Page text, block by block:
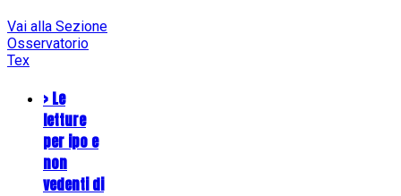
Vai alla Sezione
Osservatorio
Tex
> Le
letture
per ipo e
non
vedenti di